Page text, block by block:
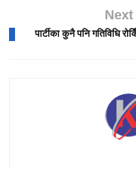
पार्टीका कुनै पनि गतिविधि